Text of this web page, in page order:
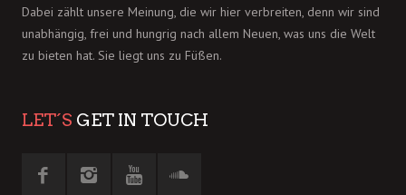
Dabei zählt unsere Meinung, die wir hier verbreiten, denn wir sind
unabhängig, frei und hungrig nach allem Neuen, was uns die Welt
zu bieten hat. Sie liegt uns zu Füßen.
LET´S GET IN TOUCH